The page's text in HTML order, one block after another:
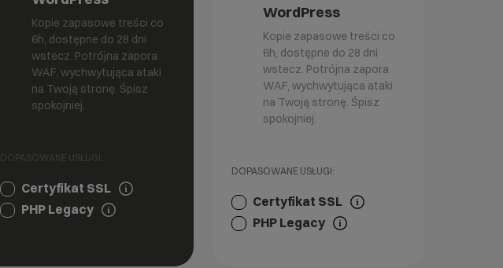
Kopie zapasowe treści co
6h, dostępne do 28 dni
wstecz. Potrójna zapora
WAF, wychwytująca ataki
na Twoją stronę. Śpisz
spokojniej.
DOPASOWANE USŁUGI:
Certyfikat SSL
PHP Legacy
WordPress
Kopie zapasowe treści co
6h, dostępne do 28 dni
wstecz. Potrójna zapora
WAF, wychwytująca ataki
na Twoją stronę. Śpisz
spokojniej.
DOPASOWANE USŁUGI:
Certyfikat SSL
PHP Legacy